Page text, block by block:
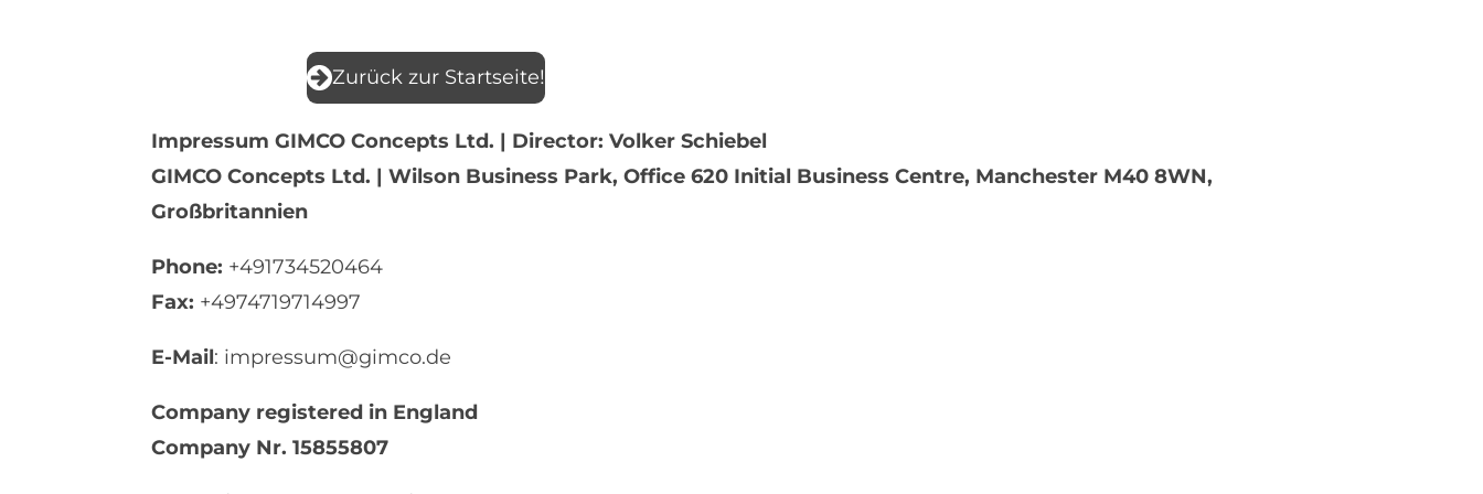
Zurück zur Startseite!
Impressum GIMCO Concepts Ltd. | Director: Volker Schiebel
GIMCO Concepts Ltd. ​ | Wilson Business Park, Office 620 Initial Business Centre, Manchester M40 8WN,
Großbritannien
Phone: +491734520464
Fax: +4974719714997
E-Mail: impressum@gimco.de
Company registered in England
Company Nr. 15855807